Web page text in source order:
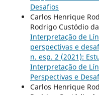
Desafios
Carlos Henrique
Rodrigo Custódio
Interpretação de
perspectivas e
n. esp. 2 (2021):
Interpretação de
Perspectivas e
Carlos Henrique